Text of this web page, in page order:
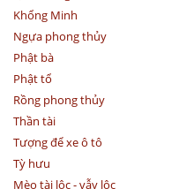
Khổng Minh
Ngựa phong thủy
Phật bà
Phật tổ
Rồng phong thủy
Thần tài
Tượng để xe ô tô
Tỳ hưu
Mèo tài lộc - vẫy lộc